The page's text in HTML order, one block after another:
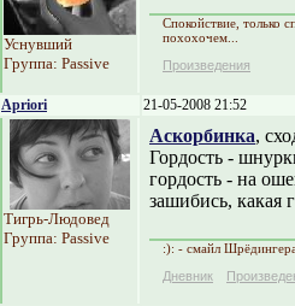
Уснувший
Группа: Passive
Спокойствие, только
похохочем...
Произведения
Apriori 21-05-2008 21:52
Тигрь-Людовед
Группа: Passive
Аскорбинка,
Гордость -
гордость - на
зашибись, какая
:): - смайл
Дневник